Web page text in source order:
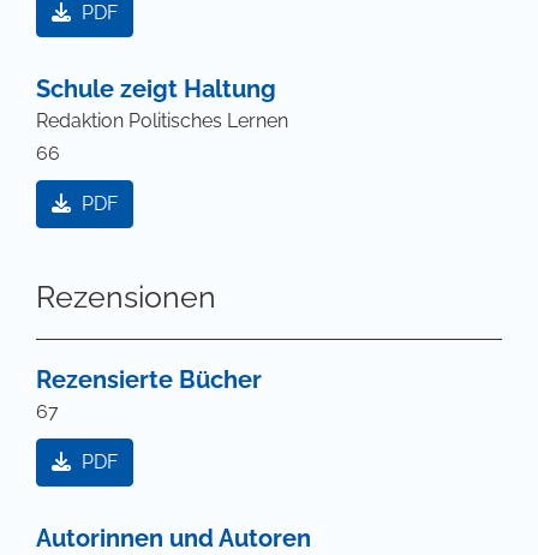
PDF
Schule zeigt Haltung
Redaktion Politisches Lernen
66
PDF
Rezensionen
Rezensierte Bücher
67
PDF
Autorinnen und Autoren